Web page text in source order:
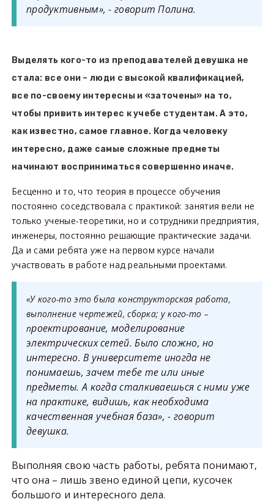
продуктивным», - говорит Полина.
Выделять кого-то из преподавателей девушка не
стала: все они – люди с высокой квалификацией,
все по-своему интересны и «заточены» на то,
чтобы привить интерес к учебе студентам. А это,
как известно, самое главное. Когда человеку
интересно, даже самые сложные предметы
начинают восприниматься совершенно иначе.
Бесценно и то, что теория в процессе обучения
постоянно соседствовала с практикой: занятия вели не
только ученые-теоретики, но и сотрудники предприятия,
инженеры, постоянно решающие практические задачи.
Да и сами ребята уже на первом курсе начали
участвовать в работе над реальными проектами.
«У кого-то это была конструкторская работа,
выполнение чертежей, сборка; у кого-то –
проектирование, моделирование
электрических сетей. Было сложно, но
интересно. В университете иногда не
понимаешь, зачем тебе те или иные
предметы. А когда сталкиваешься с ними уже
на практике, видишь, как необходима
качественная учебная база», - говорит
девушка.
Выполняя свою часть работы, ребята понимают,
что она – лишь звено единой цепи, кусочек
большого и интересного дела.